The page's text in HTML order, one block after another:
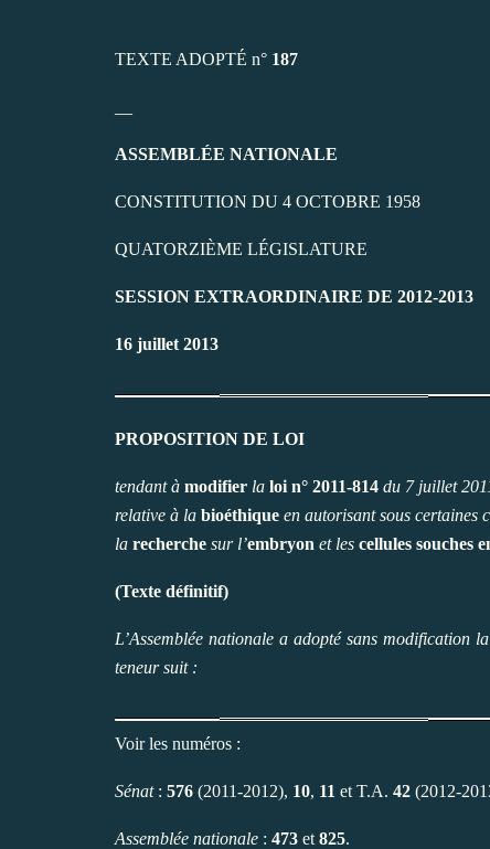
TEXTE ADOPTÉ n° 187
ASSEMBLÉE NATIONALE
CONSTITUTION DU 4 OCTOBRE 1958
QUATORZIÈME LÉGISLATURE
SESSION EXTRAORDINAIRE DE 2012-2013
16 juillet 2013
PROPOSITION DE LOI
tendant à modifier la loi n° 2011-814 du 7 juillet
relative à la bioéthique en autorisant sous certaines
la recherche sur l’embryon et les cellules souches
(Texte définitif)
L’Assemblée nationale a adopté sans modification
teneur suit :
Voir les numéros :
Sénat :576 (2011-2012), 10, 11 et T.A.42 (2012-
Assemblée nationale :473 et825.